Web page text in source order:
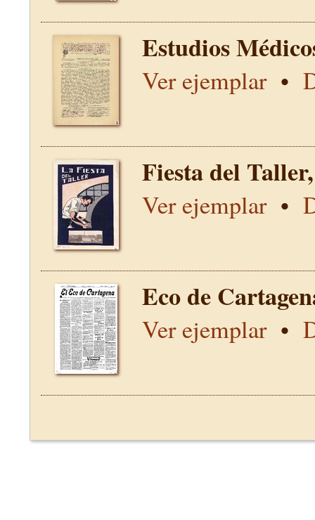
Estudios
Ver ejemplar•
Fiesta del
Ver ejemplar•
Eco de
Ver ejemplar•